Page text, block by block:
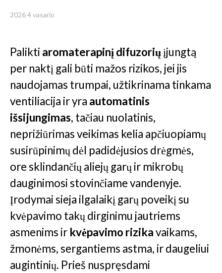
2026 4 vasario
Palikti aromaterapinį difuzoriųįjungtą
per naktį gali būti mažos rizikos, jei jis
naudojamas trumpai, užtikrinama tinkama
ventiliacija ir yra automatinis
išsijungimas, tačiau nuolatinis,
neprižiūrimas veikimas kelia apčiuopiamų
susirūpinimų dėl padidėjusios drėgmės,
ore sklindančių aliejų garų ir mikrobų
dauginimosi stovinčiame vandenyje.
Įrodymai sieja ilgalaikį garų poveikį su
kvėpavimo takų dirginimu jautriems
asmenims ir kvėpavimo rizikavaikams,
žmonėms, sergantiems astma, ir daugeliui
augintinių. Prieš nuspręsdami